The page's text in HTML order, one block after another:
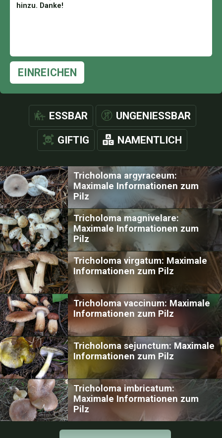
EINREICHEN
ESSBAR UNGENIESSBAR
GIFTIG NAMENTLICH
Tricholoma argyraceum:
Maximale Informationen zum
Pilz
Tricholoma magnivelare:
Maximale Informationen zum
Pilz
Tricholoma virgatum: Maximale
Informationen zum Pilz
Tricholoma vaccinum: Maximale
Informationen zum Pilz
Tricholoma sejunctum: Maximale
Informationen zum Pilz
Tricholoma imbricatum:
Maximale Informationen zum
Pilz